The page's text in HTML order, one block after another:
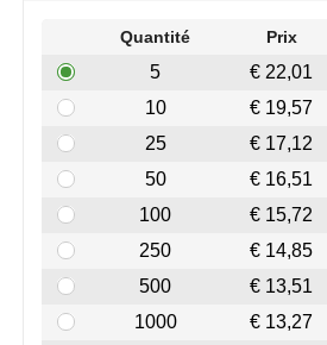
Sécurité, voiture & vélo
Loisirs, jeux & plein air
Vêtements de travail
Kambukka
Lipton
MagLite
Marksman
Marvin's
Mentos
Quantité Prix
5
€ 22,01
10
€ 19,57
25
€ 17,12
50
€ 16,51
100
€ 15,72
250
€ 14,85
500
€ 13,51
1000
€ 13,27